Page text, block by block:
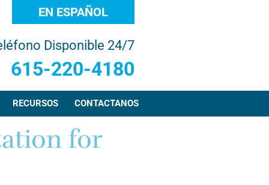
EN ESPAÑOL
Disponible 24/7
615-220-4180
RECURSOS CONTACTANOS
for